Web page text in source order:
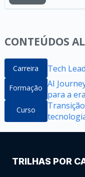
CONTEÚDOS
Carreira Tech
Formação AI
para a
Curso
TRILHAS POR